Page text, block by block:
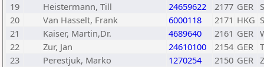
19
Heistermann, Till 24659622 2177 GER
20
Van Hasselt, Frank 6000118 2171 HKG
21
Kaiser, Martin,Dr. 4689640 2161 GER
22
Zur, Jan 24610100 2154 GER
23
Perestjuk, Marko 1270254 2150 GER